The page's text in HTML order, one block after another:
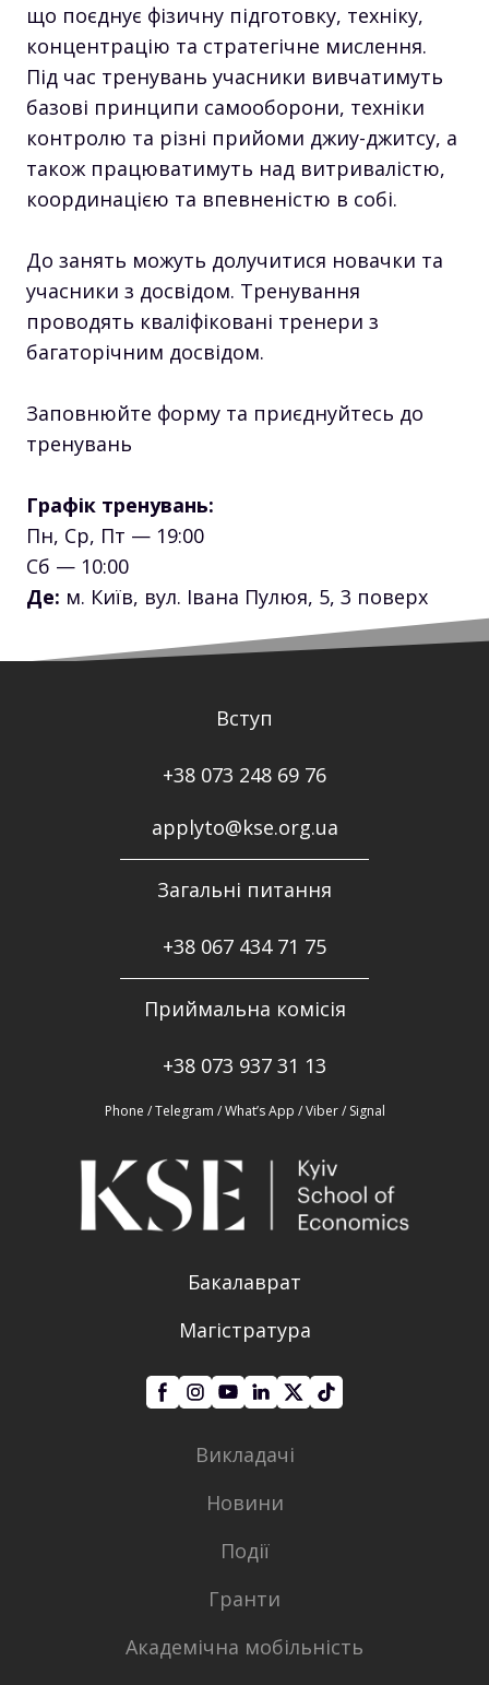
що поєднує фізичну підготовку, техніку,
концентрацію та стратегічне мислення.
Під час тренувань учасники вивчатимуть
базові принципи самооборони, техніки
контролю та різні прийоми джиу-джитсу, а
також працюватимуть над витривалістю,
координацією та впевненістю в собі.
До занять можуть долучитися новачки та
учасники з досвідом. Тренування
проводять кваліфіковані тренери з
багаторічним досвідом.
Заповнюйте форму та приєднуйтесь до
тренувань
Графік тренувань:
Пн, Ср, Пт — 19:00
Сб — 10:00
Де: м. Київ, вул. Івана Пулюя, 5, 3 поверх
Вступ
+38 073 248 69 76
applyto@kse.org.ua
Загальні питання
+38 067 434 71 75
Приймальна комісія
+38 073 937 31 13
Phone / Telegram / What’s App / Viber / Signal
Бакалаврат
Магістратура
Викладачі
Новини
Події
Гранти
Академічна мобільність